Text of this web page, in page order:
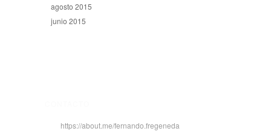
agosto 2015
junio 2015
https://about.me/fernando.fregeneda